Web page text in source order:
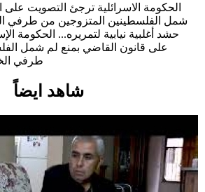
الحكومة الاسرائلية ترجئ التصويت على
شمل الفلسطينين المتزوجين من طرفي
حشد أغلبية نيابية لتمريره... الحكومة
على قانون القاضي بمنع لم شمل
طرفي
شاهد ايضاً